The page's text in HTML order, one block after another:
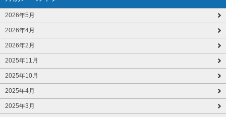
2026年5月
2026年4月
2026年2月
2025年11月
2025年10月
2025年4月
2025年3月